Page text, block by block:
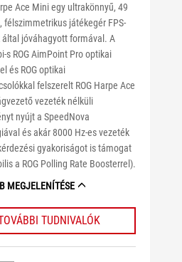
Ace Mini egy ultrakönnyű, 49
félszimmetrikus játékegér FPS-
által jóváhagyott formával. A
s ROG AimPoint Pro optikai
és ROG optikai
felszerelt ROG Harpe Ace
vezeték nélküli
nyújt a SpeedNova
és akár 8000 Hz-es vezeték
gyakoriságot is támogat
a ROG Polling Rate Boosterrel).
MEGJELENÍTÉSE
TUDNIVALÓK